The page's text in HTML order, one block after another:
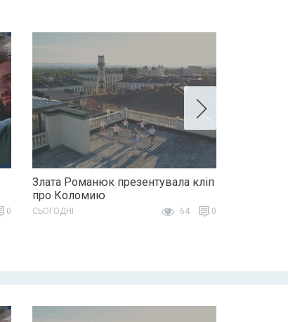
0
Злата Романюк презентувала кліп
про Коломию
СЬОГОДНІ 64 0